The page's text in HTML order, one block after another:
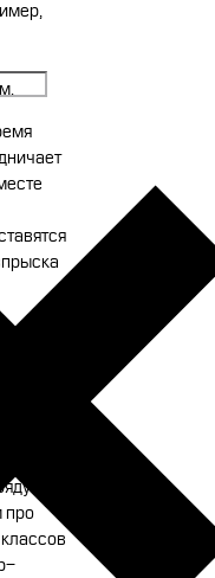
В-
про